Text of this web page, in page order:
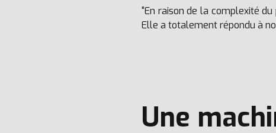
"En raison de la complexité
Elle a totalement répondu à
Une